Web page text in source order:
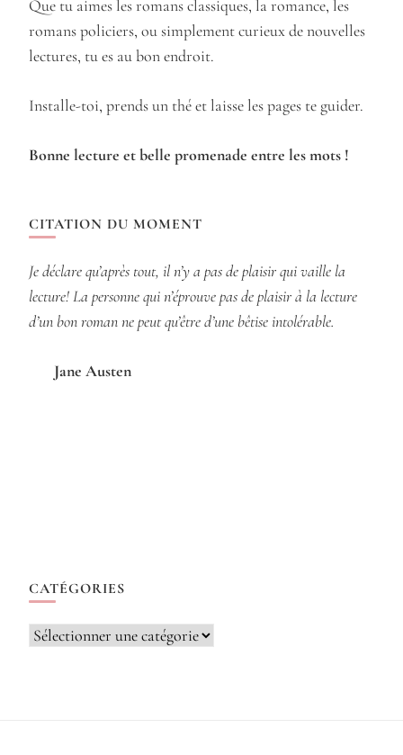
Que tu aimes les romans classiques, la romance, les
romans policiers, ou simplement curieux de nouvelles
lectures, tu es au bon endroit.
Installe-toi, prends un thé et laisse les pages te guider.
Bonne lecture et belle promenade entre les mots !
CITATION DU MOMENT
Je déclare qu’après tout, il n’y a pas de plaisir qui vaille la
lecture! La personne qui n’éprouve pas de plaisir à la lecture
d’un bon roman ne peut qu’être d’une bêtise intolérable.
Jane Austen
CATÉGORIES
Catégories